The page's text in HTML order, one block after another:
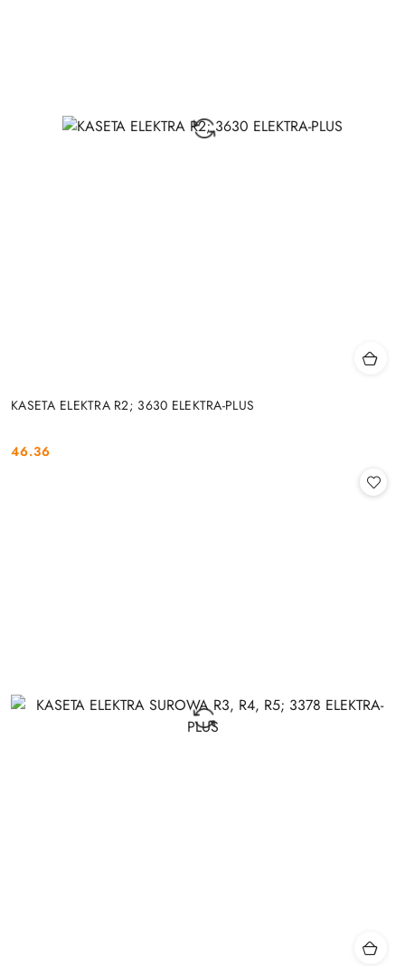
KASETA ELEKTRA R2; 3630 ELEKTRA-PLUS
Cena:
46.36